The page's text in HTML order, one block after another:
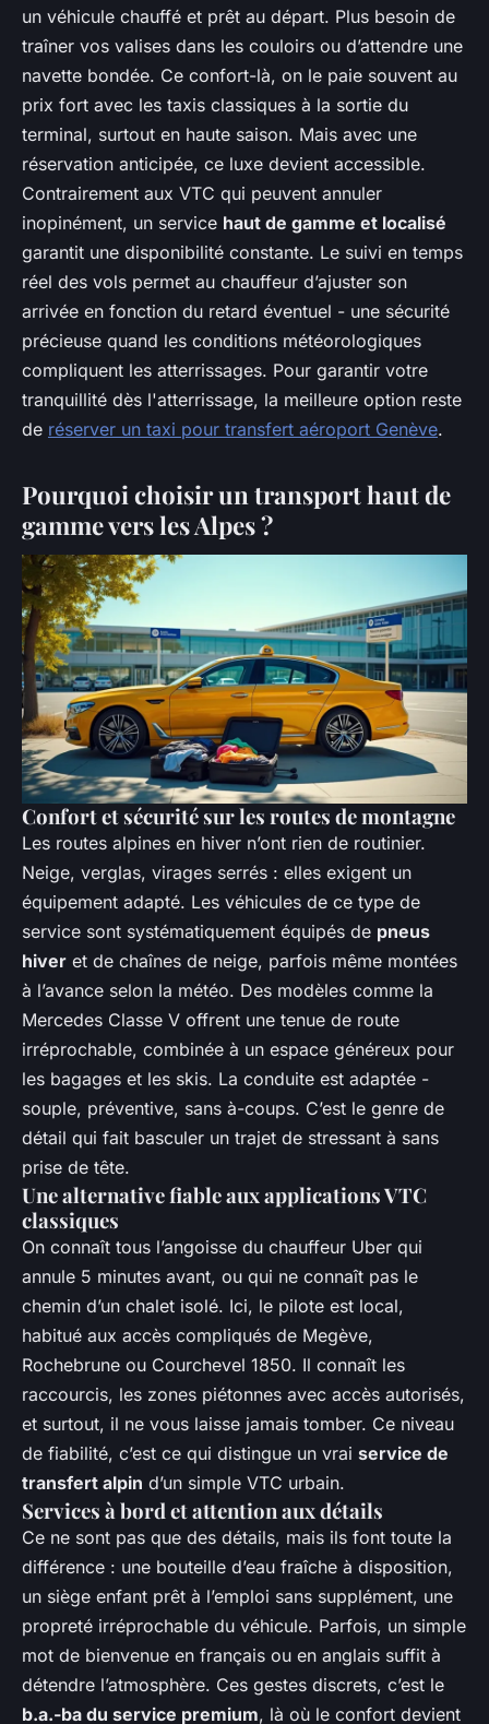
un véhicule chauffé et prêt au départ. Plus besoin de
traîner vos valises dans les couloirs ou d’attendre une
navette bondée. Ce confort-là, on le paie souvent au
prix fort avec les taxis classiques à la sortie du
terminal, surtout en haute saison. Mais avec une
réservation anticipée, ce luxe devient accessible.
Contrairement aux VTC qui peuvent annuler
inopinément, un service haut de gamme et localisé
garantit une disponibilité constante. Le suivi en temps
réel des vols permet au chauffeur d’ajuster son
arrivée en fonction du retard éventuel - une sécurité
précieuse quand les conditions météorologiques
compliquent les atterrissages. Pour garantir votre
tranquillité dès l'atterrissage, la meilleure option reste
de réserver un taxi pour transfert aéroport Genève.
Pourquoi choisir un transport haut de
gamme vers les Alpes ?
Confort et sécurité sur les routes de montagne
Les routes alpines en hiver n’ont rien de routinier.
Neige, verglas, virages serrés : elles exigent un
équipement adapté. Les véhicules de ce type de
service sont systématiquement équipés de pneus
hiver et de chaînes de neige, parfois même montées
à l’avance selon la météo. Des modèles comme la
Mercedes Classe V offrent une tenue de route
irréprochable, combinée à un espace généreux pour
les bagages et les skis. La conduite est adaptée -
souple, préventive, sans à-coups. C’est le genre de
détail qui fait basculer un trajet de stressant à sans
prise de tête.
Une alternative fiable aux applications VTC
classiques
On connaît tous l’angoisse du chauffeur Uber qui
annule 5 minutes avant, ou qui ne connaît pas le
chemin d’un chalet isolé. Ici, le pilote est local,
habitué aux accès compliqués de Megève,
Rochebrune ou Courchevel 1850. Il connaît les
raccourcis, les zones piétonnes avec accès autorisés,
et surtout, il ne vous laisse jamais tomber. Ce niveau
de fiabilité, c’est ce qui distingue un vrai service de
transfert alpin d’un simple VTC urbain.
Services à bord et attention aux détails
Ce ne sont pas que des détails, mais ils font toute la
différence : une bouteille d’eau fraîche à disposition,
un siège enfant prêt à l’emploi sans supplément, une
propreté irréprochable du véhicule. Parfois, un simple
mot de bienvenue en français ou en anglais suffit à
détendre l’atmosphère. Ces gestes discrets, c’est le
b.a.-ba du service premium, là où le confort devient